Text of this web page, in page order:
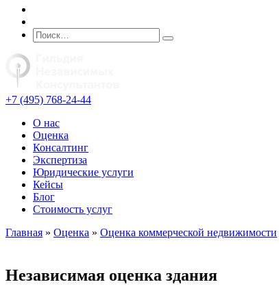
Поиск по сайту
+7 (495) 768-24-44
О нас
Оценка
Консалтинг
Экспертиза
Юридические услуги
Кейсы
Блог
Стоимость услуг
Главная » Оценка » Оценка коммерческой недвижимости
Независимая оценка здания